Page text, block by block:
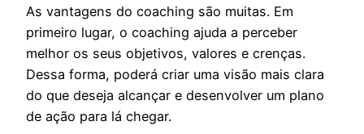
As vantagens do coaching são muitas. Em
primeiro lugar, o coaching ajuda a perceber
melhor os seus objetivos, valores e crenças.
Dessa forma, poderá criar uma visão mais clara
do que deseja alcançar e desenvolver um plano
de ação para lá chegar.